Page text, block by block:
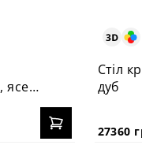
ясен
Стіл
дуб
27360